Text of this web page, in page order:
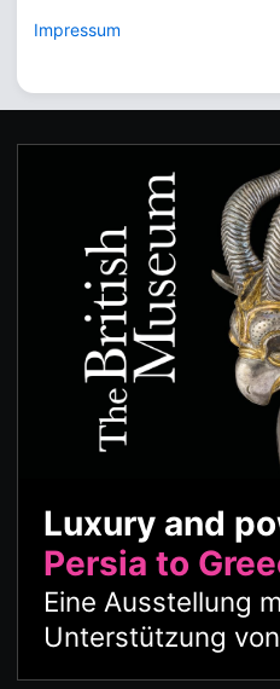
Impressum
Luxury and
Persia to
Eine Ausstellung
Unterstützung